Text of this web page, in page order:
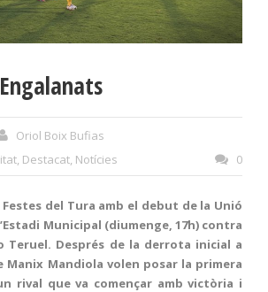
Oriol Boix Bufias
, Destacat, Notícies 0
del Tura amb el debut de la Unió
Municipal (diumenge, 17h) contra
Teruel. Després de la derrota inicial a
Manix Mandiola volen posar la primera
rival que va començar amb victòria i